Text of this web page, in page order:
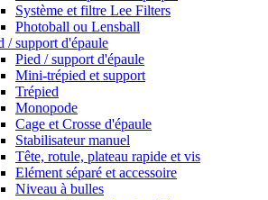
Système et filtre Lee Filters
Photoball ou Lensball
/ support d'épaule
Pied / support d'épaule
Mini-trépied et support
Trépied
Monopode
Cage et Crosse d'épaule
Stabilisateur manuel
Tête, rotule, plateau rapide et vis
Elément séparé et accessoire
Niveau à bulles